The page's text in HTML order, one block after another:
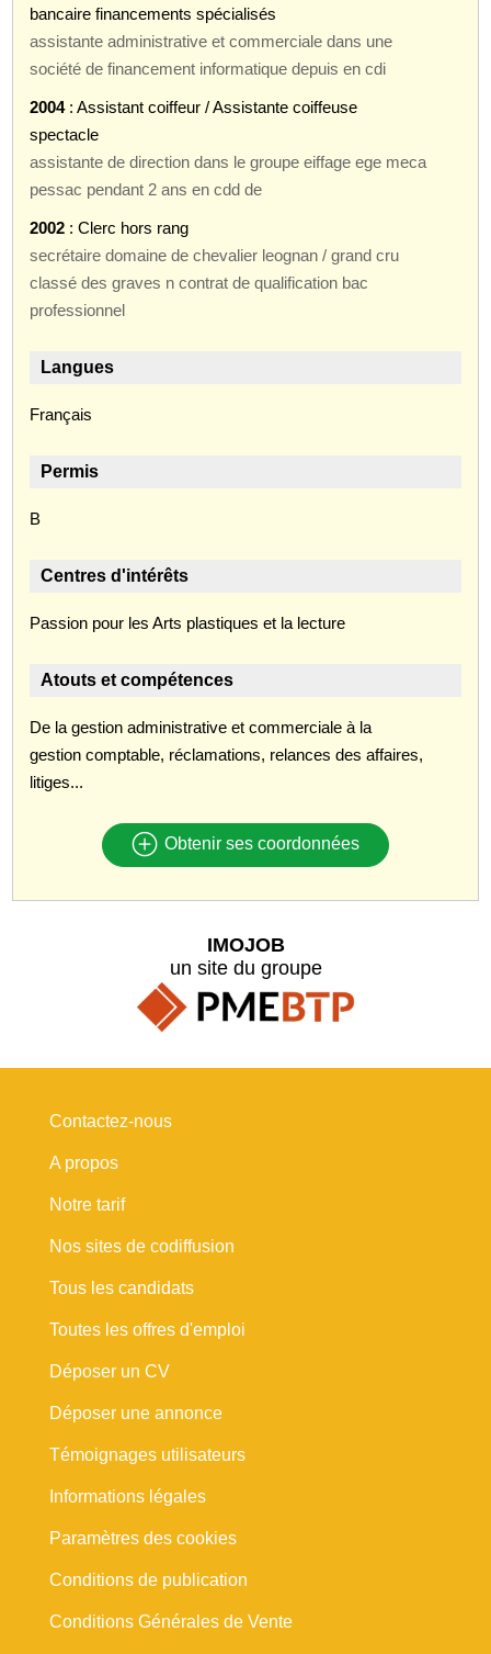
bancaire financements spécialisés
assistante administrative et commerciale dans une
société de financement informatique depuis en cdi
2004: Assistant coiffeur / Assistante coiffeuse
spectacle
assistante de direction dans le groupe eiffage ege meca
pessac pendant 2 ans en cdd de
2002 : Clerc hors rang
secrétaire domaine de chevalier leognan / grand cru
classé des graves n contrat de qualification bac
professionnel
Langues
Français
Permis
B
Centres d'intérêts
Passion pour les Arts plastiques et la lecture
Atouts et compétences
De la gestion administrative et commerciale à la
gestion comptable, réclamations, relances des affaires,
litiges...
Obtenir ses coordonnées
IMOJOB
un site du groupe
Contactez-nous
A propos
Notre tarif
Nos sites de codiffusion
Tous les candidats
Toutes les offres d'emploi
Déposer un CV
Déposer une annonce
Témoignages utilisateurs
Informations légales
Paramètres des cookies
Conditions de publication
Conditions Générales de Vente